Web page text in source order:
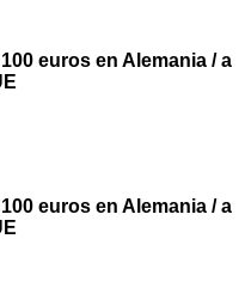
euros en Alemania / a
euros en Alemania / a